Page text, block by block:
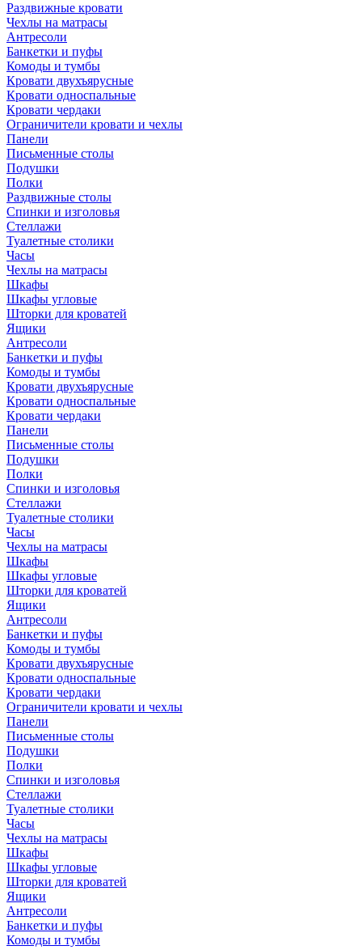
Раздвижные кровати
Чехлы на матрасы
Антресоли
Банкетки и пуфы
Комоды и тумбы
Кровати двухъярусные
Кровати односпальные
Кровати чердаки
Ограничители кровати и чехлы
Панели
Письменные столы
Подушки
Полки
Раздвижные столы
Спинки и изголовья
Стеллажи
Туалетные столики
Часы
Чехлы на матрасы
Шкафы
Шкафы угловые
Шторки для кроватей
Ящики
Антресоли
Банкетки и пуфы
Комоды и тумбы
Кровати двухъярусные
Кровати односпальные
Кровати чердаки
Панели
Письменные столы
Подушки
Полки
Спинки и изголовья
Стеллажи
Туалетные столики
Часы
Чехлы на матрасы
Шкафы
Шкафы угловые
Шторки для кроватей
Ящики
Антресоли
Банкетки и пуфы
Комоды и тумбы
Кровати двухъярусные
Кровати односпальные
Кровати чердаки
Ограничители кровати и чехлы
Панели
Письменные столы
Подушки
Полки
Спинки и изголовья
Стеллажи
Туалетные столики
Часы
Чехлы на матрасы
Шкафы
Шкафы угловые
Шторки для кроватей
Ящики
Антресоли
Банкетки и пуфы
Комоды и тумбы